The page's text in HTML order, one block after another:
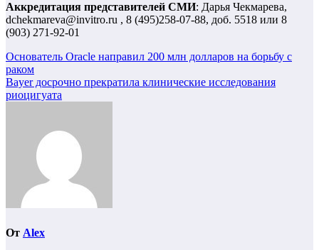
Аккредитация представителей СМИ: Дарья Чекмарева,
dchekmareva@invitro.ru , 8 (495)258-07-88, доб. 5518 или 8
(903) 271-92-01
Навигация
по
записям
Основатель Oracle направил 200 млн долларов на борьбу с
раком
Bayer досрочно прекратила клинические исследования
риоцигуата
От Alex